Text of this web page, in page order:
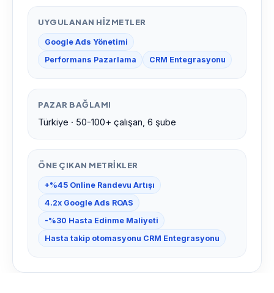
UYGULANAN HIZMETLER
Google Ads Yönetimi
Performans Pazarlama
CRM Entegrasyonu
PAZAR BAĞLAMI
Türkiye · 50-100+ çalışan, 6 şube
ÖNE ÇIKAN METRIKLER
+%45 Online Randevu Artışı
4.2x Google Ads ROAS
-%30 Hasta Edinme Maliyeti
Hasta takip otomasyonu CRM Entegrasyonu